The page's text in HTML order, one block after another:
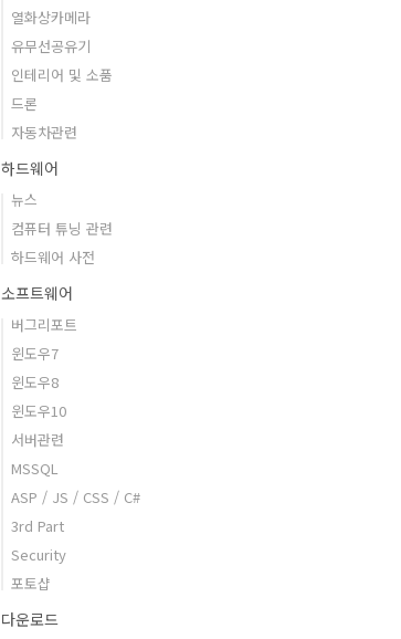
열화상카메라
유무선공유기
인테리어 및 소품
드론
자동차관련
하드웨어
뉴스
컴퓨터 튜닝 관련
하드웨어 사전
소프트웨어
버그리포트
윈도우7
윈도우8
윈도우10
서버관련
MSSQL
ASP / JS / CSS / C#
3rd Part
Security
포토샵
다운로드